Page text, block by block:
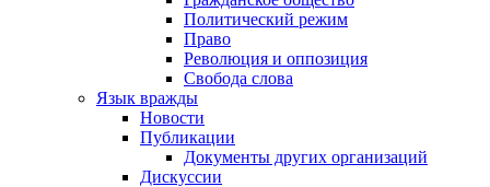
Политический режим
Право
Революция и оппозиция
Свобода слова
Язык вражды
Новости
Публикации
Документы других организаций
Дискуссии